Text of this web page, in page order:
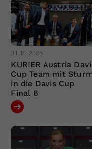
31.10.2025
KURIER Austria
Cup Team mit Sturm
in die Davis Cup
Final 8